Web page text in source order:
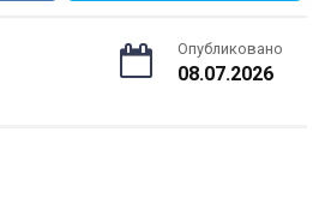
Опубликовано
08.07.2026